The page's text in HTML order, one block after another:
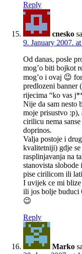
Reply
cnesko
9. January 2007.
Od danas, posle
mog’o biti bojkot
mog’o i ovaj 😉
predlozeni banner
rijecima “ko vas
Nije da sam nesto
moje prisustvo
cirilicu nema
doprinos.
Valja postoje i
kvalitetniji) gdje
rasplinjavanja na
stanovista slobode
pise cirilicom ili
I uvijek ce mi
ili jos bolje buduci
😉
Reply
Marko